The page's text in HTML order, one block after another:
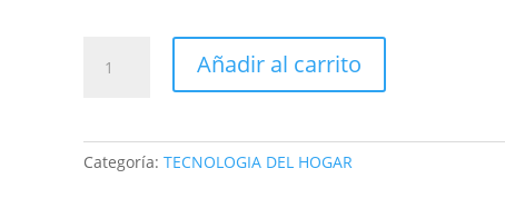
mini
KCA-
Añadir al carrito
Categoría:TECNOLOGIA DEL HOGAR